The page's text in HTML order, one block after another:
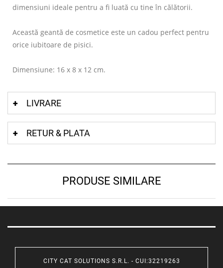
dimensiuni ideale pentru a fi luată cu tine în călătorii.
Această geantă de cosmetice este un cadou perfect pentru
orice iubitoare de pisici.
Dimensiune: 16 x 8 x 12 cm.
LIVRARE
RETUR & PLATA
PRODUSE SIMILARE
CITY CAT SOLUTIONS S.R.L. - CUI:32219263